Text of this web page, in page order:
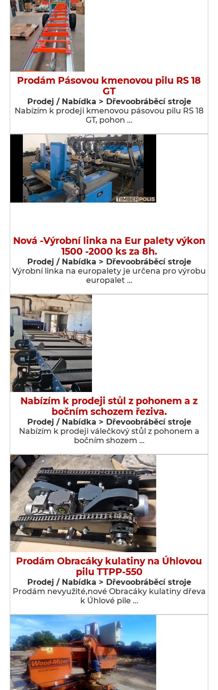
Prodám Pásovou kmenovou pilu RS 18
GT
Prodej / Nabídka > Dřevoobráběcí stroje
Nabízím k prodeji kmenovou pásovou pilu RS 18
GT, pohon …
Nová -Výrobní linka na Eur palety výkon
1500 -2000 ks za 8h.
Prodej / Nabídka > Dřevoobráběcí stroje
Výrobní linka na europalety je určena pro výrobu
europalet …
Nabízím k prodeji stůl z pohonem a z
bočním schozem řeziva.
Prodej / Nabídka > Dřevoobráběcí stroje
Nabízím k prodeji válečkový stůl z pohonem a
bočním shozem …
Prodám Obracáky kulatiny na Úhlovou
pilu TTPP-550
Prodej / Nabídka > Dřevoobráběcí stroje
Prodám nevyužité,nové Obracáky kulatiny dřeva
k Úhlové pile …